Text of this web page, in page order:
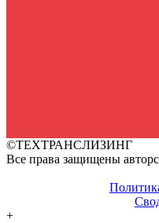
©ТЕХТРАНСЛИЗИНГ
Все права защищены
+